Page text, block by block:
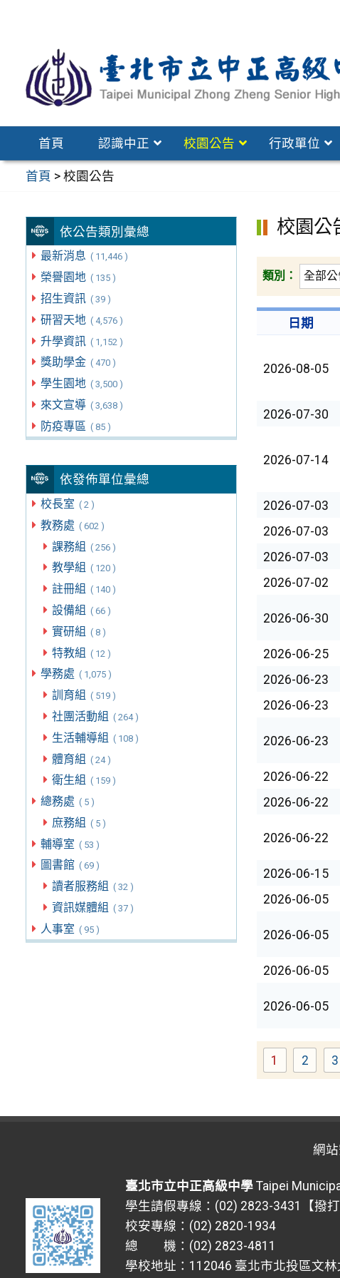
區
首頁 認識中正 校園公告 行政單位
首頁 >校園公告
依公告類別彙總
最新消息 ( 11,446 )
榮譽園地 ( 135 )
招生資訊 ( 39 )
研習天地 ( 4,576 )
升學資訊 ( 1,152 )
獎助學金 ( 470 )
學生園地 ( 3,500 )
來文宣導 ( 3,638 )
防疫專區 ( 85 )
依發佈單位彙總
校長室 ( 2 )
教務處 ( 602 )
課務組 ( 256 )
教學組 ( 120 )
註冊組 ( 140 )
設備組 ( 66 )
實研組 ( 8 )
特教組 ( 12 )
學務處 ( 1,075 )
訓育組 ( 519 )
社團活動組 ( 264 )
生活輔導組 ( 108 )
體育組 ( 24 )
衛生組 ( 159 )
總務處 ( 5 )
庶務組 ( 5 )
輔導室 ( 53 )
圖書館 ( 69 )
讀者服務組 ( 32 )
資訊媒體組 ( 37 )
人事室 ( 95 )
校園公
類別：
日期
2026-08-05
2026-07-30
2026-07-14
2026-07-03
2026-07-03
2026-07-03
2026-07-02
2026-06-30
2026-06-25
2026-06-23
2026-06-23
2026-06-23
2026-06-22
2026-06-22
2026-06-22
2026-06-15
2026-06-05
2026-06-05
2026-06-05
2026-06-05
Page
1 Page
2 3
網
臺北市立中正高級中學 Taipei
學生請假專線：(02) 2823-3431【撥
校安專線：(02) 2820-1934
總 機：(02) 2823-4811
學校地址：112046 臺北市北投區文林